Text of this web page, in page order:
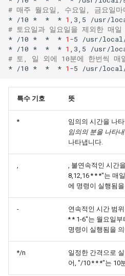
# 매주 월요일, 수요일, 금요일마
* /10 * * * 1 ,3,5
# 토요일과 일요일을 제외한 매
* /10 * * * 1 -5 /usr/local/
* /10 * * * 1 ,3,5
# 토, 일 외에 10분에 한번씩 매
* /10 * * * 1 -5
특수 기호 뜻
* 임의의 시간을 나
임의의 분을 나타
나타냅니다.
,
, 불연속적인 시간
8,12,16 * * *"는 매
에 명령이 실행됨
-
연속적인 시간 범
* * 1-6"는 월요일
명령이 실행됨을
*/n
일정한 간격으로
어, "/10 * * *"는 10